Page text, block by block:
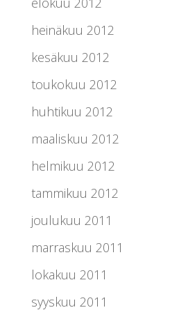
heinäkuu 2012
kesäkuu 2012
toukokuu 2012
huhtikuu 2012
maaliskuu 2012
helmikuu 2012
tammikuu 2012
joulukuu 2011
marraskuu 2011
lokakuu 2011
syyskuu 2011